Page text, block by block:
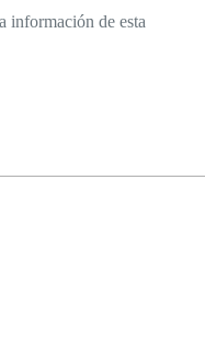
información de esta